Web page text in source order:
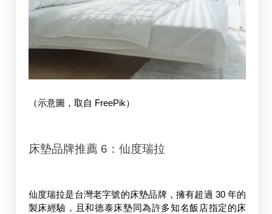
（示意圖，取自 FreePik）
床墊品牌推薦 6：仙度瑞拉
仙度瑞拉是台灣老字號的床墊品牌，擁有超過 30 年的
製床經驗，且和德泰床墊同為許多知名飯店指定的床